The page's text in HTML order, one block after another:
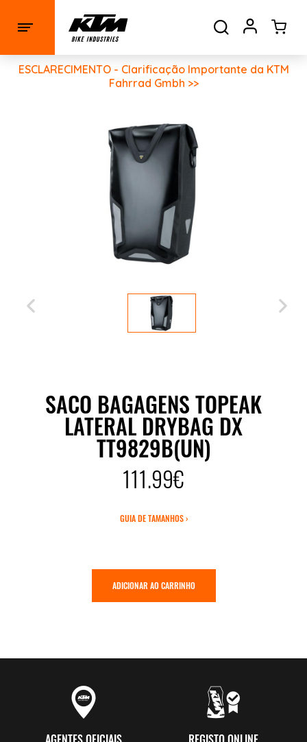
ESCLARECIMENTO - Clarificação Importante da KTM
Fahrrad Gmbh >>
SACO BAGAGENS TOPEAK
LATERAL DRYBAG DX
TT9829B(UN)
111.99€
GUIA DE TAMANHOS ›
ADICIONAR AO CARRINHO